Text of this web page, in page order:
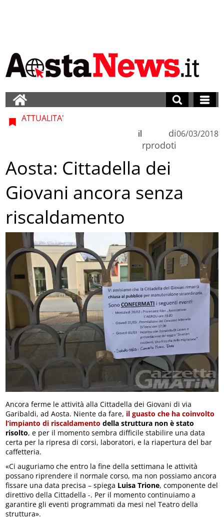
ATTUALITA'
di
rprodoti
il 06/03/2018
Aosta: Cittadella dei
Giovani ancora senza
riscaldamento
Ancora ferme le attività alla Cittadella dei Giovani di via
Garibaldi, ad Aosta. Niente da fare, il guasto che ha coinvolto
l’impianto di riscaldamento della struttura non è stato
risolto, e per il momento sembra difficile stabilire una data
certa per la ripresa di corsi, laboratori, e la riapertura del bar
caffetteria.
«Ci auguriamo che entro la fine della settimana le attività
possano riprendere il normale corso, ma non possiamo ancora
fissare una data precisa – spiega Luisa Trione, componente del
direttivo della Cittadella -. Per il momento continuiamo a
garantire gli eventi programmati da mesi nel Teatro della
struttura».